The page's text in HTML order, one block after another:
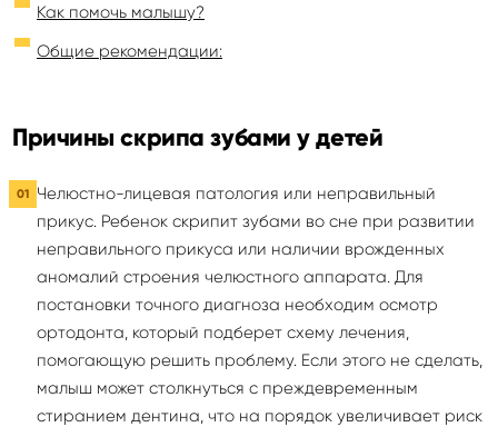
Как помочь малышу?
Общие рекомендации:
Причины скрипа зубами у детей
Челюстно-лицевая патология или неправильный
прикус. Ребенок скрипит зубами во сне при развитии
неправильного прикуса или наличии врожденных
аномалий строения челюстного аппарата. Для
постановки точного диагноза необходим осмотр
ортодонта, который подберет схему лечения,
помогающую решить проблему. Если этого не сделать,
малыш может столкнуться с преждевременным
стиранием дентина, что на порядок увеличивает риск